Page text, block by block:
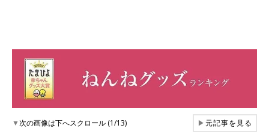
▼次の画像は下へスクロール (1/13) ▶元記事を見る